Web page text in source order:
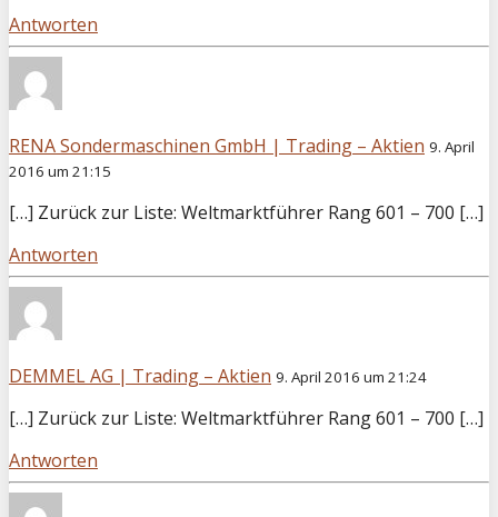
Antworten
RENA Sondermaschinen GmbH | Trading – Aktien 9. April
2016 um 21:15
[…] Zurück zur Liste: Weltmarktführer Rang 601 – 700 […]
Antworten
DEMMEL AG | Trading – Aktien 9. April 2016 um 21:24
[…] Zurück zur Liste: Weltmarktführer Rang 601 – 700 […]
Antworten